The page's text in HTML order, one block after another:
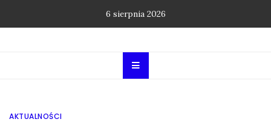
6 sierpnia 2026
AKTUALNOŚCI